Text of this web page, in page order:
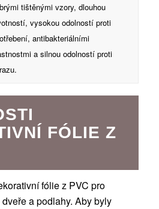
tištěnými vzory, dlouhou
vysokou odolností proti
antibakteriálními
a silnou odolností proti
FÓLIE Z
fólie z PVC pro
a podlahy. Aby byly